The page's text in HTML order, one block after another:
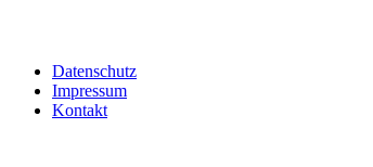
Datenschutz
Impressum
Kontakt